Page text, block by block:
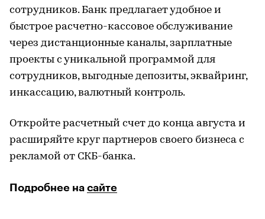
сотрудников. Банк предлагает удобное и
быстрое расчетно-кассовое обслуживание
через дистанционные каналы, зарплатные
проекты с уникальной программой для
сотрудников, выгодные депозиты, эквайринг,
инкассацию, валютный контроль.
Откройте расчетный счет до конца августа и
расширяйте круг партнеров своего бизнеса с
рекламой от СКБ-банка.
Подробнее на сайте